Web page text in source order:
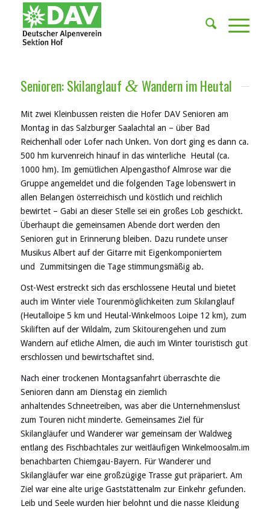
Senioren: Skilanglauf &Wandern im Heutal
Mit zwei Kleinbussen reisten die Hofer DAV Senioren am
Montag in das Salzburger Saalachtal an – über Bad
Reichenhall oder Lofer nach Unken. Von dort ging es dann ca.
500 hm kurvenreich hinauf in das winterliche Heutal (ca.
1000 hm). Im gemütlichen Alpengasthof Almrose war die
Gruppe angemeldet und die folgenden Tage lobenswert in
allen Belangen österreichisch und köstlich und reichlich
bewirtet – Gabi an dieser Stelle sei ein großes Lob geschickt.
Überhaupt die gemeinsamen Abende dort werden den
Senioren gut in Erinnerung bleiben. Dazu rundete unser
Musikus Albert auf der Gitarre mit Eigenkomponiertem
und Zummitsingen die Tage stimmungsmäßig ab.
Ost-West erstreckt sich das erschlossene Heutal und bietet
auch im Winter viele Tourenmöglichkeiten zum Skilanglauf
(Heutalloipe 5 km und Heutal-Winkelmoos Loipe 12 km), zum
Skiliften auf der Wildalm, zum Skitourengehen und zum
Wandern auf etliche Almen, die auch im Winter touristisch gut
erschlossen und bewirtschaftet sind.
Nach einer trockenen Montagsanfahrt überraschte die
Senioren dann am Dienstag ein ziemlich
anhaltendes Schneetreiben, was aber die Unternehmenslust
zum Touren nicht minderte. Gemeinsames Ziel für
Skilangläufer und Wanderer war gemeinsam der Waldweg
entlang des Fischbachtales zur weitläufigen Winkelmoosalm.im
benachbarten Chiemgau-Bayern. Für Wanderer und
Skilangläufer war eine großzügige Trasse gut präpariert. Am
Ziel war eine alte urige Gaststättenalm zur Einkehr gefunden.
Leib und Seele wurden hier belohnt und die nasse Kleidung